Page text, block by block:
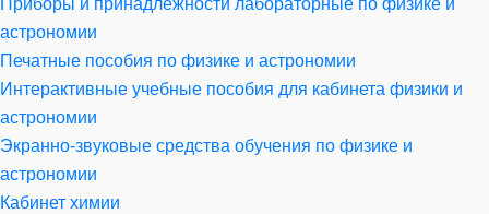
Приборы и принадлежности лабораторные по физике и
астрономии
Печатные пособия по физике и астрономии
Интерактивные учебные пособия для кабинета физики и
астрономии
Экранно-звуковые средства обучения по физике и
астрономии
Кабинет химии